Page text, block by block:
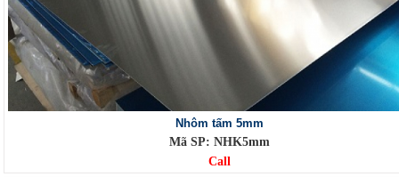
Nhôm tấm 5mm
Mã SP: NHK5mm
Call